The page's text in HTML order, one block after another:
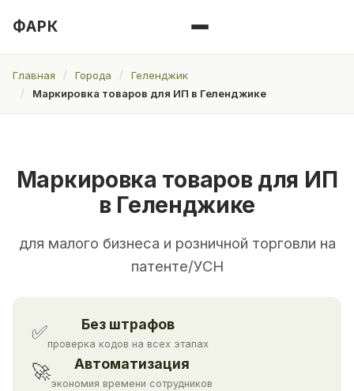
ФАРК
Главная Города
Геленджик
Маркировка товаров для ИП в Геленджике
Маркировка товаров для ИП
в Геленджике
для малого бизнеса и розничной торговли на
патенте/УСН
✅ Без штрафов
проверка кодов на всех этапах
🚀 Автоматизация
экономия времени сотрудников